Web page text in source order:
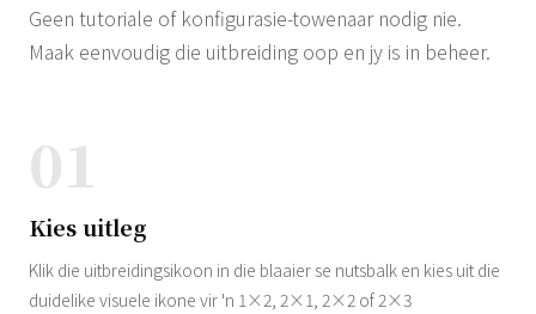
Geen tutoriale of konfigurasie-towenaar nodig nie.
Maak eenvoudig die uitbreiding oop en jy is in beheer.
01
Kies uitleg
Klik die uitbreidingsikoon in die blaaier se nutsbalk en kies uit die
duidelike visuele ikone vir 'n 1×2, 2×1, 2×2 of 2×3